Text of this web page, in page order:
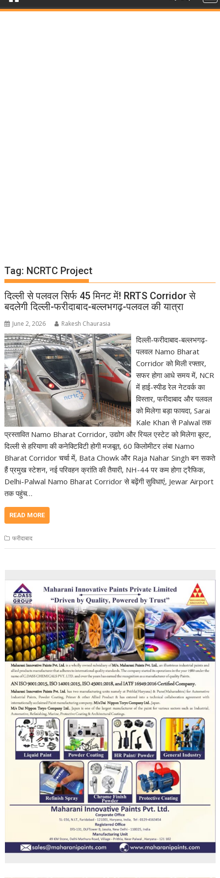
Tag: NCRTC Project
दिल्ली से पलवल सिर्फ 45 मिनट में! RRTS Corridor से
बदलेगी दिल्ली-फरीदाबाद-बल्लभगढ़-पलवल की यात्रा
June 2, 2026 Rakesh Chaurasia
दिल्ली-फरीदाबाद-बल्लभगढ़-
पलवल Namo Bharat
Corridor को मिली रफ्तार,
सफर होगा आधे समय में, NCR
में हाई-स्पीड रेल नेटवर्क का
विस्तार, फरीदाबाद और पलवल
को मिलेगा बड़ा फायदा, Sarai
Kale Khan से Palwal तक
प्रस्तावित Namo Bharat Corridor, उद्योग और रियल एस्टेट को मिलेगा बूस्ट,
दिल्ली से हरियाणा की कनेक्टिविटी होगी मजबूत, 60 किलोमीटर लंबा Namo
Bharat Corridor चर्चा में, Bata Chowk और Raja Nahar Singh बन सकते
हैं प्रमुख स्टेशन, नई परिवहन क्रांति की तैयारी, NH-44 पर कम होगा ट्रैफिक,
Delhi-Palwal Namo Bharat Corridor से बढ़ेंगी सुविधाएं, Jewar Airport
तक पहुंच…
READ MORE
फरीदाबाद